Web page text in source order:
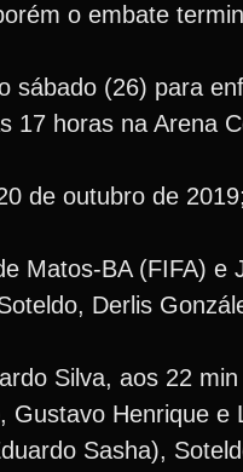
o embate
sábado (26) para
17 horas na Arena
de outubro de 2019;
Matos-BA (FIFA) e
Derlis
Silva, aos 22
Gustavo Henrique
Sasha),